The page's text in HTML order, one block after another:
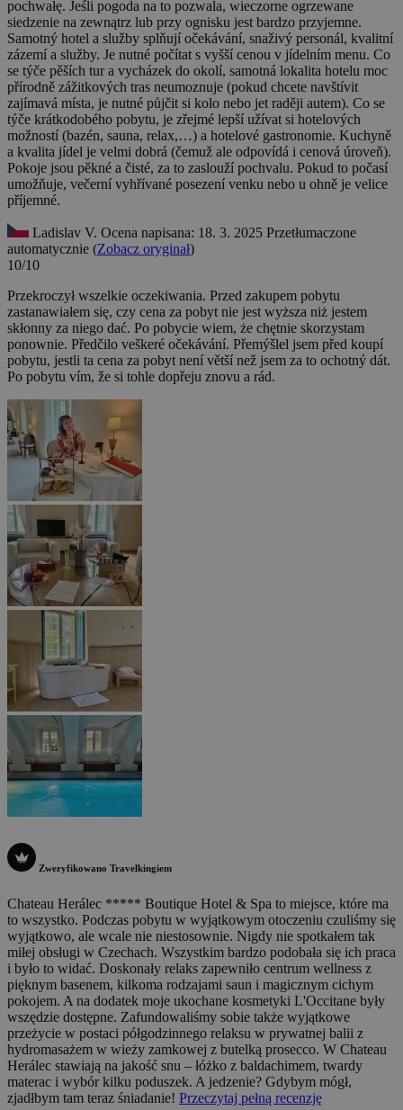
pochwałę. Jeśli pogoda na to pozwala, wieczorne ogrzewane
siedzenie na zewnątrz lub przy ognisku jest bardzo przyjemne.
Samotný hotel a služby splňují očekávání, snaživý personál, kvalitní
zázemí a služby. Je nutné počítat s vyšší cenou v jídelním menu. Co
se týče pěších tur a vycházek do okolí, samotná lokalita hotelu moc
přírodně zážitkových tras neumoznuje (pokud chcete navštívit
zajímavá místa, je nutné půjčit si kolo nebo jet raději autem). Co se
týče krátkodobého pobytu, je zřejmé lepší užívat si hotelových
možností (bazén, sauna, relax,…) a hotelové gastronomie. Kuchyně
a kvalita jídel je velmi dobrá (čemuž ale odpovídá i cenová úroveň).
Pokoje jsou pěkné a čisté, za to zaslouží pochvalu. Pokud to počasí
umožňuje, večerní vyhřívané posezení venku nebo u ohně je velice
příjemné.
Ladislav V. Ocena napisana: 18. 3. 2025 Przetłumaczone
automatycznie (Zobacz oryginał)
10/10
Przekroczył wszelkie oczekiwania. Przed zakupem pobytu
zastanawiałem się, czy cena za pobyt nie jest wyższa niż jestem
skłonny za niego dać. Po pobycie wiem, że chętnie skorzystam
ponownie. Předčilo veškeré očekávání. Přemýšlel jsem před koupí
pobytu, jestli ta cena za pobyt není větší než jsem za to ochotný dát.
Po pobytu vím, že si tohle dopřeju znovu a rád.
Zweryfikowano Travelkingiem
Chateau Herálec ***** Boutique Hotel & Spa to miejsce, które ma
to wszystko. Podczas pobytu w wyjątkowym otoczeniu czuliśmy się
wyjątkowo, ale wcale nie niestosownie. Nigdy nie spotkałem tak
miłej obsługi w Czechach. Wszystkim bardzo podobała się ich praca
i było to widać. Doskonały relaks zapewniło centrum wellness z
pięknym basenem, kilkoma rodzajami saun i magicznym cichym
pokojem. A na dodatek moje ukochane kosmetyki L'Occitane były
wszędzie dostępne. Zafundowaliśmy sobie także wyjątkowe
przeżycie w postaci półgodzinnego relaksu w prywatnej balii z
hydromasażem w wieży zamkowej z butelką prosecco. W Chateau
Herálec stawiają na jakość snu – łóżko z baldachimem, twardy
materac i wybór kilku poduszek. A jedzenie? Gdybym mógł,
zjadłbym tam teraz śniadanie! Przeczytaj pełną recenzję